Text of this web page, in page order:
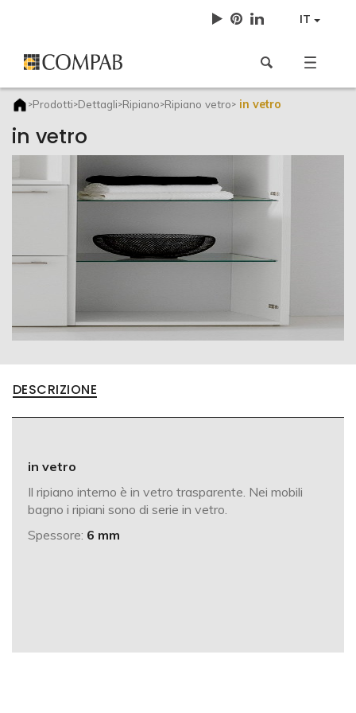
IT
>Prodotti>Dettagli>Ripiano>Ripiano vetro> in vetro
in vetro
DESCRIZIONE
in vetro
Il ripiano interno è in vetro trasparente. Nei mobili
bagno i ripiani sono di serie in vetro.
Spessore: 6 mm